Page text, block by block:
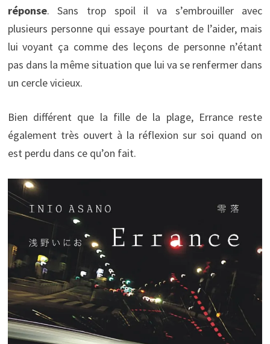
réponse. Sans trop spoil il va s’embrouiller avec
plusieurs personne qui essaye pourtant de l’aider, mais
lui voyant ça comme des leçons de personne n’étant
pas dans la même situation que lui va se renfermer dans
un cercle vicieux.
Bien différent que la fille de la plage, Errance reste
également très ouvert à la réflexion sur soi quand on
est perdu dans ce qu’on fait.